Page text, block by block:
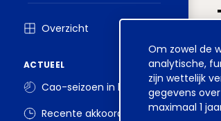
Cookie
melding
Om zowel de
analytische,
zijn wettelijk
gegevens
maximaal 1
Overzicht
ACTUEEL
Cao-seizoen in beeld
Recente akkoorden